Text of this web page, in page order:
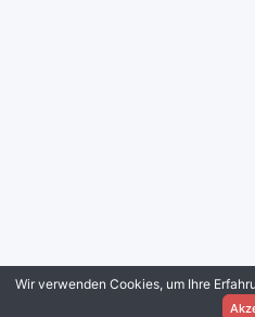
Wir verwenden Cookies, um Ihre